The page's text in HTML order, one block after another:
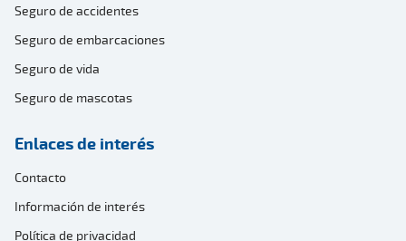
Seguro de accidentes
Seguro de embarcaciones
Seguro de vida
Seguro de mascotas
Enlaces de interés
Contacto
Información de interés
Política de privacidad